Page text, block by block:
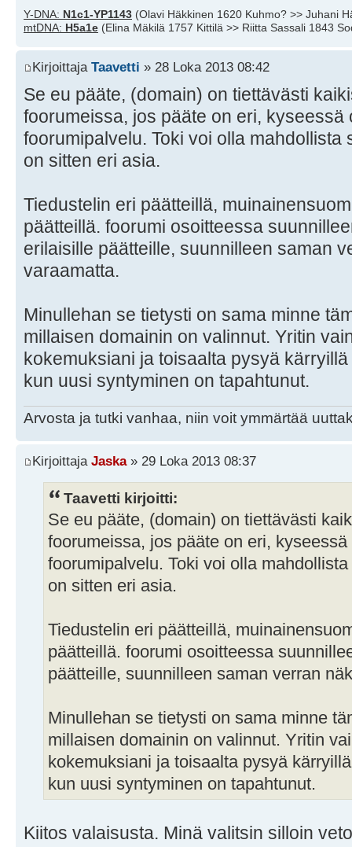
Y-DNA: N1c1-YP1143 (Olavi Häkkinen 1620 Kuhmo? >> Juhani
mtDNA: H5a1e (Elina Mäkilä 1757 Kittilä >> Riitta Sassali 1843
Kirjoittaja Taavetti » 28 Loka 2013 08:42
Se eu pääte, (domain) on tiettävästi
foorumeissa, jos pääte on eri, kyseessä
foorumipalvelu. Toki voi olla mahdollista
on sitten eri asia.
Tiedustelin eri päätteillä,
päätteillä. foorumi osoitteessa
erilaisille päätteille, suunnilleen saman
varaamatta.
Minullehan se tietysti on sama minne
millaisen domainin on valinnut. Yritin
kokemuksiani ja toisaalta pysyä
kun uusi syntyminen on tapahtunut.
Arvosta ja tutki vanhaa, niin voit ymmärtää
Kirjoittaja Jaska» 29 Loka 2013 08:37
Taavetti kirjoitti:
Se eu pääte, (domain) on tiettävästi
foorumeissa, jos pääte on eri,
foorumipalvelu. Toki voi olla
on sitten eri asia.
Tiedustelin eri päätteillä,
päätteillä. foorumi osoitteessa
päätteille, suunnilleen saman verran
Minullehan se tietysti on sama minne
millaisen domainin on valinnut. Yritin
kokemuksiani ja toisaalta pysyä
kun uusi syntyminen on tapahtunut.
Kiitos valaisusta. Minä valitsin silloin